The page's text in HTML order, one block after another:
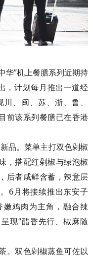
华”机上餐膳系列近期持
，计划每月推出一道经
、闽、苏、浙、鲁、
前该系列餐膳已在香港
品。菜单主打双色剁椒
，搭配红剁椒与绿泡椒
者咸鲜含蓄，辣意层
6月将接续推出东安子
鸡肉为主角，融合辣
现“醋香先行、椒麻随
。双色剁椒蒸鱼可佐以